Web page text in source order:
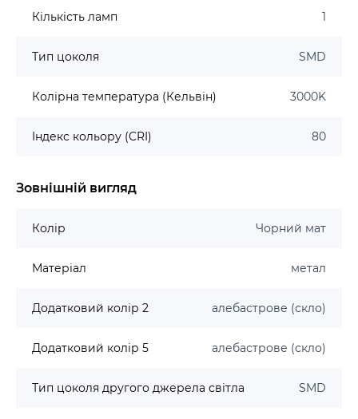
Кількість ламп 1
Тип цоколя SMD
Колірна температура (Кельвін) 3000K
Індекс кольору (CRI) 80
Зовнішній вигляд
Колір Чорний мат
Матеріал метал
Додатковий колір 2 алебастрове (скло)
Додатковий колір 5 алебастрове (скло)
Тип цоколя другого джерела світла SMD